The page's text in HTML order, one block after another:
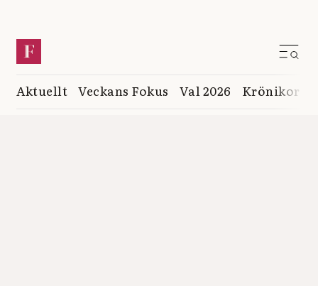
Aktuellt Veckans Fokus Val 2026 Krönikor